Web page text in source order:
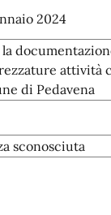
2024
attività
di Pedavena
sconosciuta